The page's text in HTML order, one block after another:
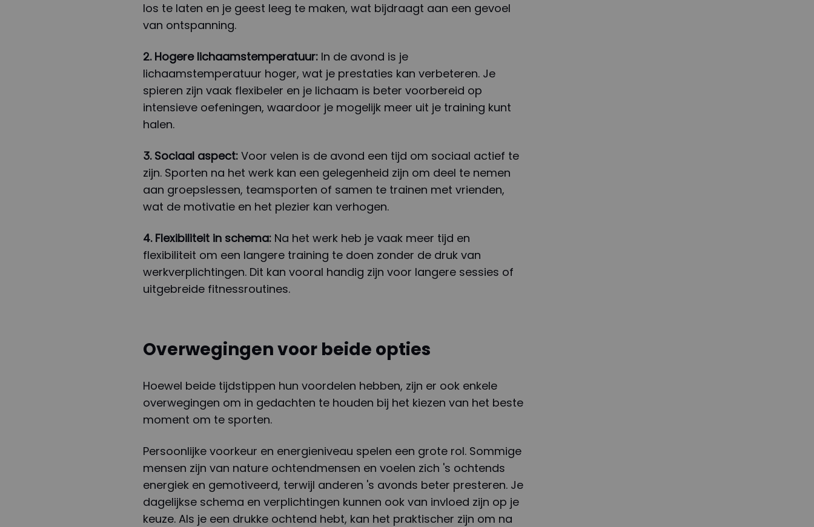
los te laten en je geest leeg te maken, wat bijdraagt aan een gevoel
van ontspanning.
2. Hogere lichaamstemperatuur: In de avond is je
lichaamstemperatuur hoger, wat je prestaties kan verbeteren. Je
spieren zijn vaak flexibeler en je lichaam is beter voorbereid op
intensieve oefeningen, waardoor je mogelijk meer uit je training kunt
halen.
3. Sociaal aspect: Voor velen is de avond een tijd om sociaal actief te
zijn. Sporten na het werk kan een gelegenheid zijn om deel te nemen
aan groepslessen, teamsporten of samen te trainen met vrienden,
wat de motivatie en het plezier kan verhogen.
4. Flexibiliteit in schema: Na het werk heb je vaak meer tijd en
flexibiliteit om een langere training te doen zonder de druk van
werkverplichtingen. Dit kan vooral handig zijn voor langere sessies of
uitgebreide fitnessroutines.
Overwegingen voor beide opties
Hoewel beide tijdstippen hun voordelen hebben, zijn er ook enkele
overwegingen om in gedachten te houden bij het kiezen van het beste
moment om te sporten.
Persoonlijke voorkeur en energieniveau spelen een grote rol. Sommige
mensen zijn van nature ochtendmensen en voelen zich 's ochtends
energiek en gemotiveerd, terwijl anderen 's avonds beter presteren. Je
dagelijkse schema en verplichtingen kunnen ook van invloed zijn op je
keuze. Als je een drukke ochtend hebt, kan het praktischer zijn om na